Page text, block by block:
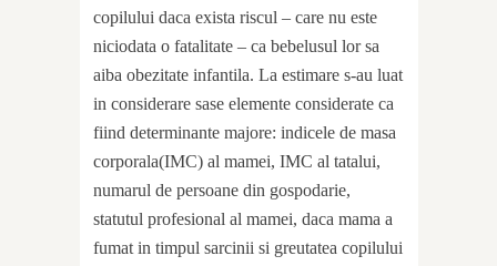
copilului daca exista riscul – care nu este
niciodata o fatalitate – ca bebelusul lor sa
aiba obezitate infantila. La estimare s-au luat
in considerare sase elemente considerate ca
fiind determinante majore: indicele de masa
corporala(IMC) al mamei, IMC al tatalui,
numarul de persoane din gospodarie,
statutul profesional al mamei, daca mama a
fumat in timpul sarcinii si greutatea copilului